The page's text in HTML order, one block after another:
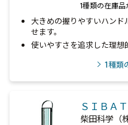
1種類の在庫
大きめの握りやすいハンド
せます。
使いやすさを追求した理想
1種類
ＳＩＢＡ
柴田科学（株